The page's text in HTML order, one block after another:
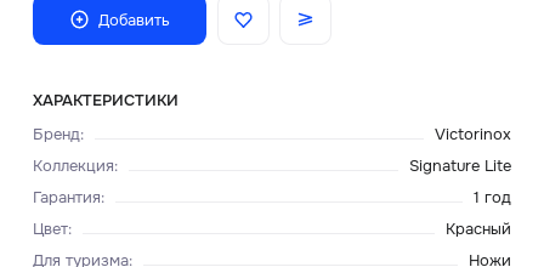
Добавить
ХАРАКТЕРИСТИКИ
Бренд:
Victorinox
Коллекция:
Signature Lite
Гарантия:
1 год
Цвет:
Красный
Для туризма:
Ножи